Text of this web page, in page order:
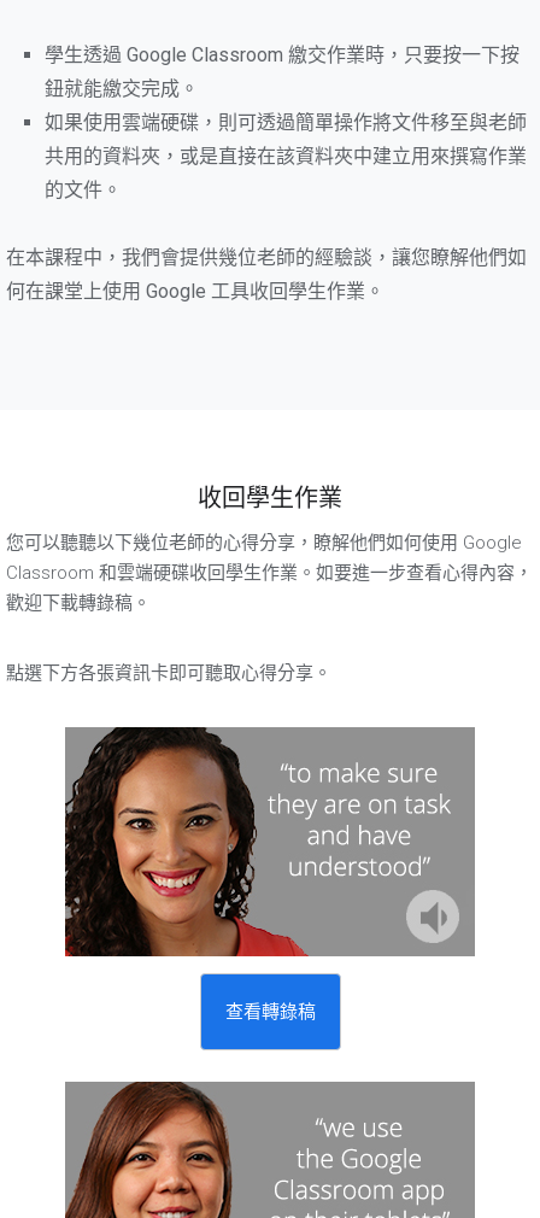
學生透過 Google Classroom 繳交作業時，只要按一下按
鈕就能繳交完成。
如果使用雲端硬碟，則可透過簡單操作將文件移至與老師
共用的資料夾，或是直接在該資料夾中建立用來撰寫作業
的文件。
在本課程中，我們會提供幾位老師的經驗談，讓您瞭解他們如
何在課堂上使用 Google 工具收回學生作業。
收回學生作業
您可以聽聽以下幾位老師的心得分享，瞭解他們如何使用 Google
Classroom 和雲端硬碟收回學生作業。如要進一步查看心得內容，
歡迎下載轉錄稿。
點選下方各張資訊卡即可聽取心得分享。
查看轉錄稿